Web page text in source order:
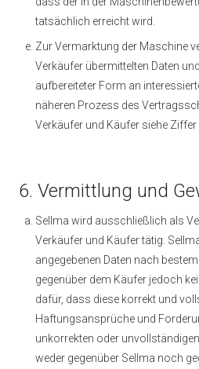
tatsächlich erreicht wird.
Zur Vermarktung der Maschine
Verkäufer übermittelten Daten
aufbereiteter Form an
näheren Prozess des
Verkäufer und Käufer siehe Ziffer
6. Vermittlung und
Sellma wird ausschließlich als
Verkäufer und Käufer tätig.
angegebenen Daten nach
gegenüber dem Käufer jedoch
dafür, dass diese korrekt und
Haftungsansprüche und
unkorrekten oder
weder gegenüber Sellma noch